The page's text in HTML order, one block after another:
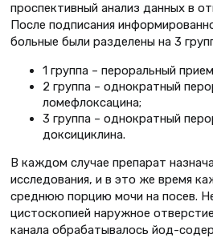
проспективный анализ данных в
После подписания
больные были разделены на 3
1 группа – пероральный
2 группа – однократный
ломефлоксацина;
3 группа – однократный
доксициклина.
В каждом случае препарат
исследования, и в это же время
среднюю порцию мочи на посев.
цистоскопией наружное
канала обрабатывалось йод-